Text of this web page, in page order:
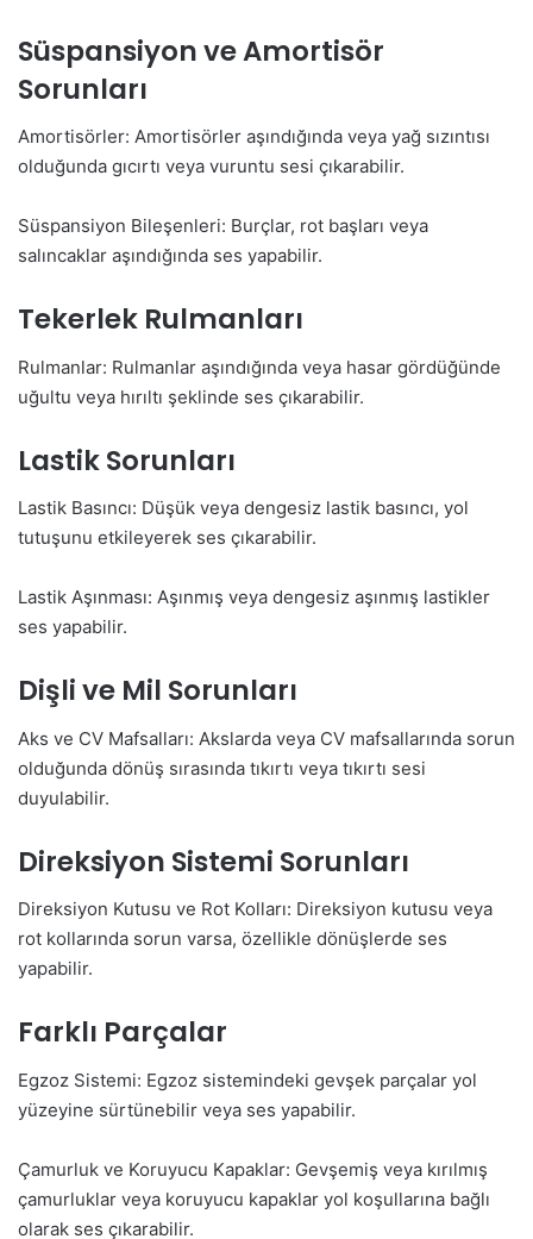
Süspansiyon ve Amortisör
Sorunları
Amortisörler: Amortisörler aşındığında veya yağ sızıntısı
olduğunda gıcırtı veya vuruntu sesi çıkarabilir.
Süspansiyon Bileşenleri: Burçlar, rot başları veya
salıncaklar aşındığında ses yapabilir.
Tekerlek Rulmanları
Rulmanlar: Rulmanlar aşındığında veya hasar gördüğünde
uğultu veya hırıltı şeklinde ses çıkarabilir.
Lastik Sorunları
Lastik Basıncı: Düşük veya dengesiz lastik basıncı, yol
tutuşunu etkileyerek ses çıkarabilir.
Lastik Aşınması: Aşınmış veya dengesiz aşınmış lastikler
ses yapabilir.
Dişli ve Mil Sorunları
Aks ve CV Mafsalları: Akslarda veya CV mafsallarında sorun
olduğunda dönüş sırasında tıkırtı veya tıkırtı sesi
duyulabilir.
Direksiyon Sistemi Sorunları
Direksiyon Kutusu ve Rot Kolları: Direksiyon kutusu veya
rot kollarında sorun varsa, özellikle dönüşlerde ses
yapabilir.
Farklı Parçalar
Egzoz Sistemi: Egzoz sistemindeki gevşek parçalar yol
yüzeyine sürtünebilir veya ses yapabilir.
Çamurluk ve Koruyucu Kapaklar: Gevşemiş veya kırılmış
çamurluklar veya koruyucu kapaklar yol koşullarına bağlı
olarak ses çıkarabilir.